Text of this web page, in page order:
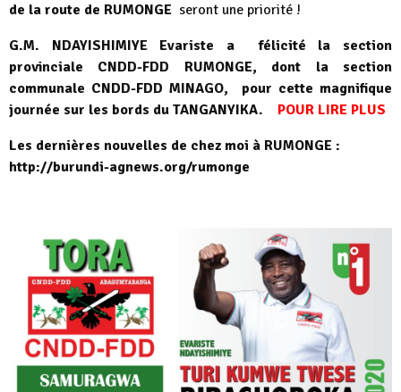
de la route de RUMONGE seront une priorité !
G.M. NDAYISHIMIYE Evariste a félicité la section
provinciale CNDD-FDD RUMONGE, dont la section
communale CNDD-FDD MINAGO, pour cette magnifique
journée sur les bords du TANGANYIKA.
POUR LIRE PLUS
Les dernières nouvelles de chez moi à RUMONGE :
http://burundi-agnews.org/rumonge